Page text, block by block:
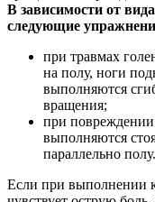
В зависимости от
следующие
при травмах
на полу, ноги
выполняются
вращения;
при повреждении
выполняются
параллельно полу.
Если при выполнении